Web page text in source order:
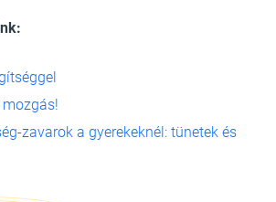
zavarok a gyerekeknél: tünetek és